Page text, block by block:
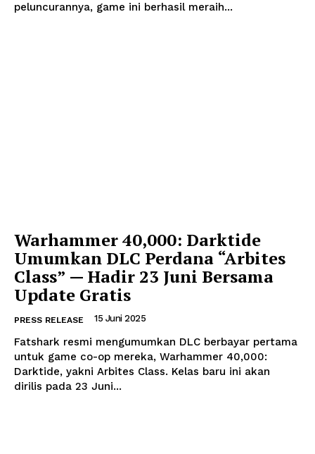
peluncurannya, game ini berhasil meraih...
Warhammer 40,000: Darktide
Umumkan DLC Perdana “Arbites
Class” — Hadir 23 Juni Bersama
Update Gratis
PRESS RELEASE 15 Juni 2025
Fatshark resmi mengumumkan DLC berbayar pertama
untuk game co-op mereka, Warhammer 40,000:
Darktide, yakni Arbites Class. Kelas baru ini akan
dirilis pada 23 Juni...